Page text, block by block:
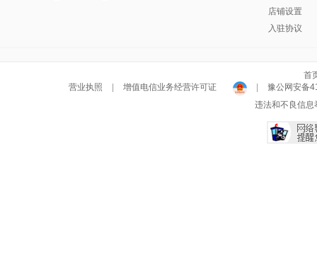
店铺设置
入驻协议
首
营业执照
增值电信业务经营许可证
豫公网安备
违法和不良信